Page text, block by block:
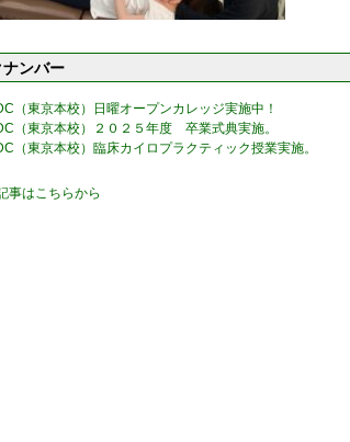
ンバー
（東京本校）日曜オープンカレッジ実施中！
（東京本校）２０２５年度 卒業式典実施。
（東京本校）臨床カイロプラクティック授業実施。
事はこちらから